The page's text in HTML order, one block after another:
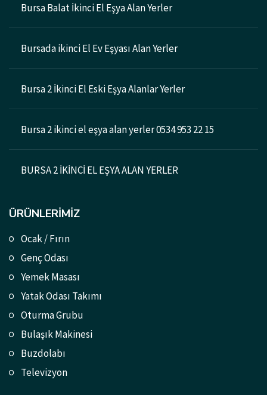
Bursa Balat İkinci El Eşya Alan Yerler
Bursada ikinci El Ev Eşyası Alan Yerler
Bursa 2 İkinci El Eski Eşya Alanlar Yerler
Bursa 2 ikinci el eşya alan yerler 0534 953 22 15
BURSA 2 İKİNCİ EL EŞYA ALAN YERLER
ÜRÜNLERIMIZ
Ocak / Fırın
Genç Odası
Yemek Masası
Yatak Odası Takımı
Oturma Grubu
Bulaşık Makinesi
Buzdolabı
Televizyon